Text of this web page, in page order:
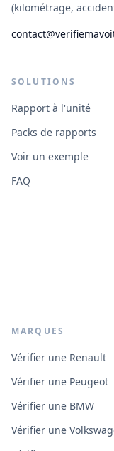
(kilométrage,
SOLUTIONS
Rapport à l'unité
Packs de rapports
Voir un exemple
FAQ
MARQUES
Vérifier une Renault
Vérifier une Peugeot
Vérifier une BMW
Vérifier une